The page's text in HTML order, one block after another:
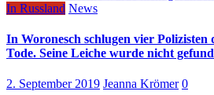
In Russland News
In Woronesch schlugen vier Polizisten
Tode. Seine Leiche wurde nicht
2. September 2019 Jeanna Krömer 0